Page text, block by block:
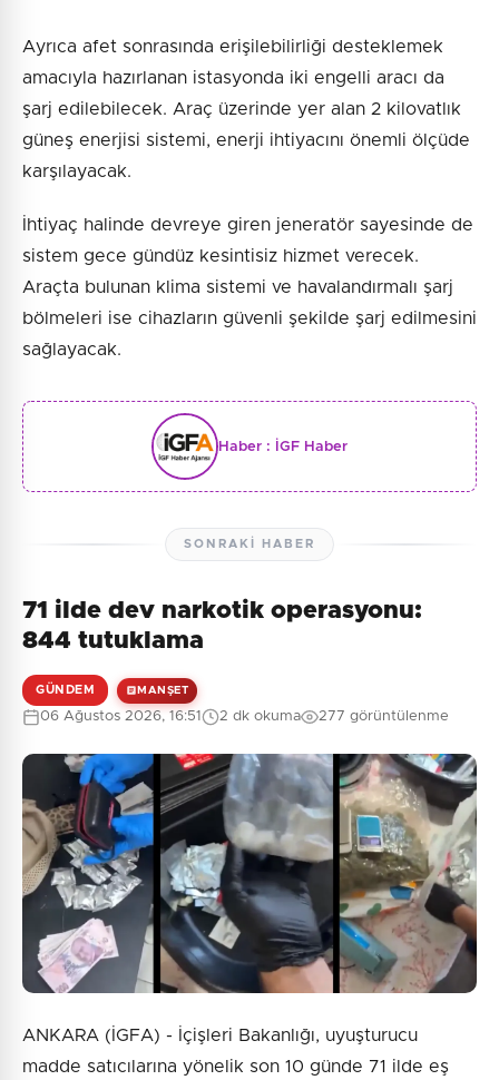
Ayrıca afet sonrasında erişilebilirliği desteklemek
amacıyla hazırlanan istasyonda iki engelli aracı da
şarj edilebilecek. Araç üzerinde yer alan 2 kilovatlık
güneş enerjisi sistemi, enerji ihtiyacını önemli ölçüde
karşılayacak.
İhtiyaç halinde devreye giren jeneratör sayesinde de
sistem gece gündüz kesintisiz hizmet verecek.
Araçta bulunan klima sistemi ve havalandırmalı şarj
bölmeleri ise cihazların güvenli şekilde şarj edilmesini
sağlayacak.
Haber : İGF Haber
SONRAKI HABER
71 ilde dev narkotik operasyonu:
844 tutuklama
GÜNDEM MANŞET
06 Ağustos 2026, 16:51 2 dk okuma 277 görüntülenme
ANKARA (İGFA) - İçişleri Bakanlığı, uyuşturucu
madde satıcılarına yönelik son 10 günde 71 ilde eş